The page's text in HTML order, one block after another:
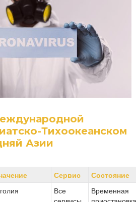
Тихоокеанском
Азии
Сервис
Состояние
Все
Временная